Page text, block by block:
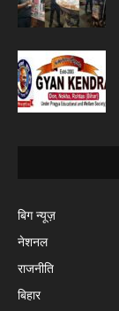
बिग न्यूज़
नेशनल
राजनीति
बिहार